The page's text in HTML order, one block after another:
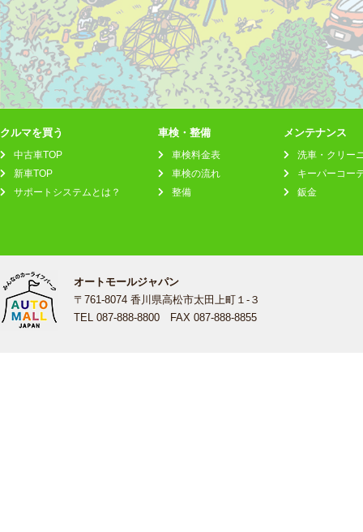
クルマを買う
中古車TOP
新車TOP
サポートシステムとは？
車検・整備
車検料金表
車検の流れ
整備
メンテナンス
洗車・クリー
キーパーコー
鈑金
オートモールジャパン
〒761-8074 香川県高松市太田上町１-３
TEL 087-888-8800 FAX 087-888-8855